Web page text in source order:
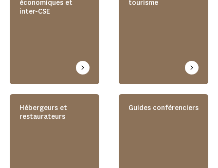
économiques et
inter-CSE
tourisme
Hébergeurs et
restaurateurs
Guides conférenciers